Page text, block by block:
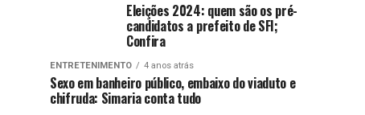
Eleições 2024: quem são os pré-
candidatos a prefeito de SFI;
Confira
ENTRETENIMENTO 4 anos atrás
Sexo em banheiro público, embaixo do viaduto e
chifruda: Simaria conta tudo